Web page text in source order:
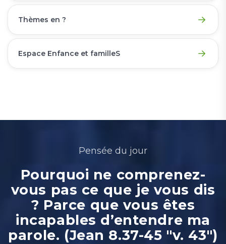
Thèmes en ?
Espace Enfance et familleS
Pensée du jour
Pourquoi ne comprenez-
vous pas ce que je vous dis
? Parce que vous êtes
incapables d’entendre ma
parole. (Jean 8.37-45 "v. 43")